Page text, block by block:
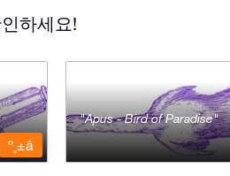
하세요!
º¸±â
Apus - Bird of Paradise